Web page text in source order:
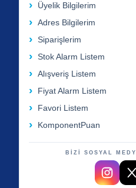
Üyelik Bilgilerim
Adres Bilgilerim
Siparişlerim
Stok Alarm Listem
Alışveriş Listem
Fiyat Alarm Listem
Favori Listem
KomponentPuan
BİZİ SOSYAL